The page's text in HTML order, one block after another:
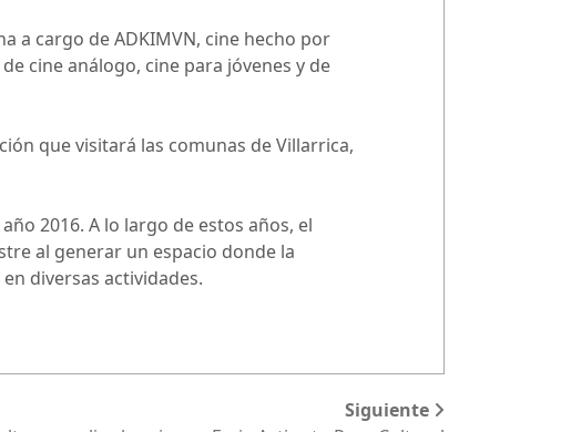
a cargo de ADKIMVN, cine hecho por
cine análogo, cine para jóvenes y de
que visitará las comunas de Villarrica,
2016. A lo largo de estos años, el
al generar un espacio donde la
diversas actividades.
Siguiente